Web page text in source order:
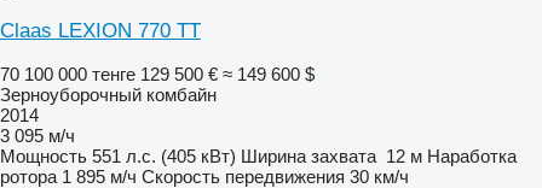
Claas LEXION 770 TT
70 100 000 тенге 129 500 € ≈ 149 600 $
Зерноуборочный комбайн
2014
3 095 м/ч
Мощность 551 л.с. (405 кВт) Ширина захвата 12 м Наработка
ротора 1 895 м/ч Скорость передвижения 30 км/ч